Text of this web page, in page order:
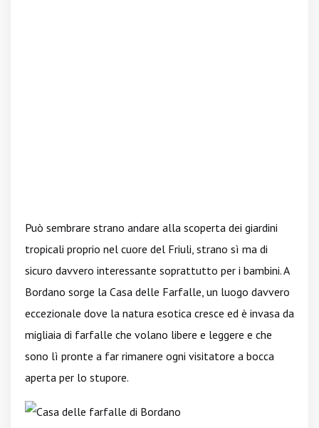
Può sembrare strano andare alla scoperta dei giardini
tropicali proprio nel cuore del Friuli, strano sì ma di
sicuro davvero interessante soprattutto per i bambini. A
Bordano sorge la Casa delle Farfalle, un luogo davvero
eccezionale dove la natura esotica cresce ed è invasa da
migliaia di farfalle che volano libere e leggere e che
sono lì pronte a far rimanere ogni visitatore a bocca
aperta per lo stupore.